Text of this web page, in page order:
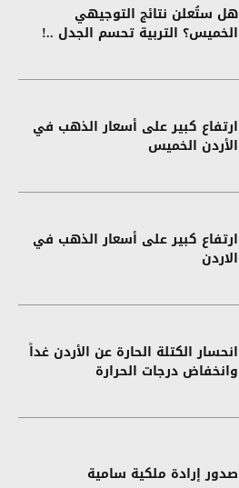
هل ستُعلن نتائج التوجيهي
الخميس؟ التربية تحسم الجدل ..!
ارتفاع كبير على أسعار الذهب في
الأردن الخميس
ارتفاع كبير على أسعار الذهب في
الاردن
انحسار الكتلة الحارة عن الأردن غداً
وانخفاض درجات الحرارة
صدور إرادة ملكية سامية